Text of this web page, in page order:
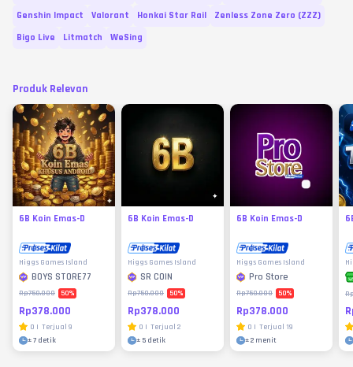
Genshin Impact
Valorant Honkai Star Rail
Zenless Zone Zero (ZZZ)
Bigo Live
Litmatch WeSing
Produk Relevan
6B Koin Emas-D
Higgs Games Island
BOYS STORE77
Rp750.000 50%
Rp378.000
0 | Terjual 9
±7 detik
6B Koin Emas-D
Higgs Games Island
SR COIN
Rp750.000 50%
Rp378.000
0 | Terjual 2
± 5 detik
6B Koin Emas-D
Higgs Games Island
Pro Store
Rp750.000 50%
Rp378.000
0 | Terjual 19
±2 menit